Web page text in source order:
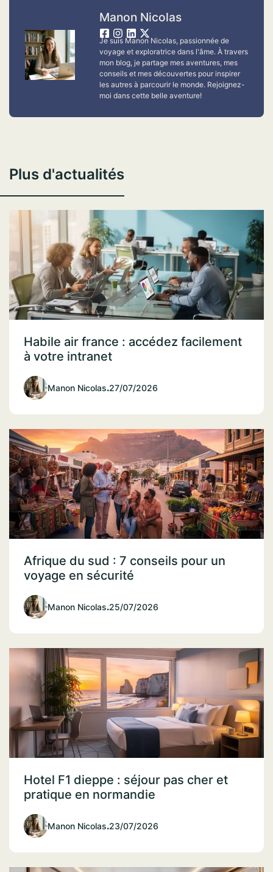
Manon Nicolas
Je suis Manon Nicolas, passionnée de
voyage et exploratrice dans l'âme. À travers
mon blog, je partage mes aventures, mes
conseils et mes découvertes pour inspirer
les autres à parcourir le monde. Rejoignez-
moi dans cette belle aventure!
Plus d'actualités
Habile air france : accédez facilement
à votre intranet
Manon Nicolas.27/07/2026
Afrique du sud : 7 conseils pour un
voyage en sécurité
Manon Nicolas.25/07/2026
Hotel F1 dieppe : séjour pas cher et
pratique en normandie
Manon Nicolas.23/07/2026